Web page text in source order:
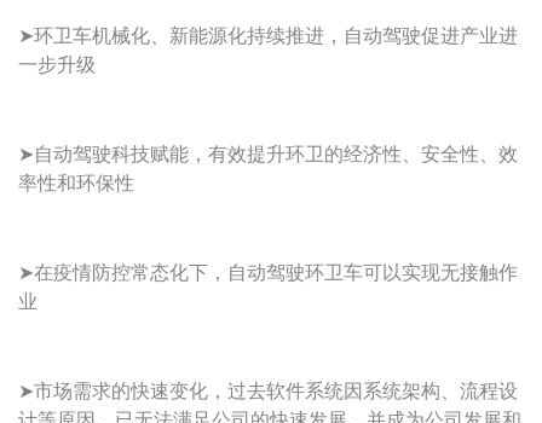
➤环卫车机械化、新能源化持续推进，自动驾驶促进产业进
一步升级
➤自动驾驶科技赋能，有效提升环卫的经济性、安全性、效
率性和环保性
➤在疫情防控常态化下，自动驾驶环卫车可以实现无接触作
业
➤市场需求的快速变化，过去软件系统因系统架构、流程设